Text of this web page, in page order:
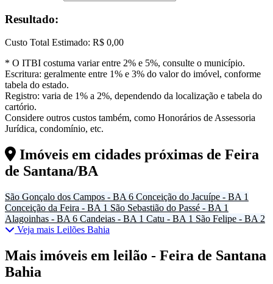
Resultado:
Custo Total Estimado: R$ 0,00
* O ITBI costuma variar entre 2% e 5%, consulte o município.
Escritura: geralmente entre 1% e 3% do valor do imóvel, conforme
tabela do estado.
Registro: varia de 1% a 2%, dependendo da localização e tabela do
cartório.
Considere outros custos também, como Honorários de Assessoria
Jurídica, condomínio, etc.
Imóveis em cidades próximas de Feira
de Santana/BA
São Gonçalo dos Campos - BA 6 Conceição do Jacuípe - BA 1
Conceição da Feira - BA 1 São Sebastião do Passé - BA 1
Alagoinhas - BA 6 Candeias - BA 1 Catu - BA 1 São Felipe - BA 2
Veja mais Leilões Bahia
Mais imóveis em leilão - Feira de Santana
Bahia